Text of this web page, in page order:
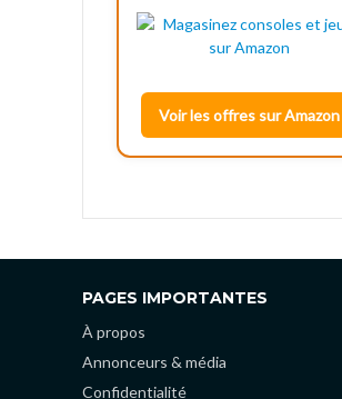
Voir les offres sur Amazon
PAGES IMPORTANTES
À propos
Annonceurs & média
Confidentialité